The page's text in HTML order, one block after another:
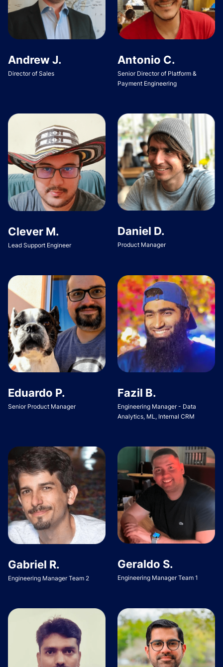
Andrew J.
Director of Sales
Antonio C.
Senior Director of Platform &
Payment Engineering
Clever M.
Lead Support Engineer
Daniel D.
Product Manager
Eduardo P.
Senior Product Manager
Fazil B.
Engineering Manager - Data
Analytics, ML, Internal CRM
Gabriel R.
Engineering Manager Team 2
Geraldo S.
Engineering Manager Team 1